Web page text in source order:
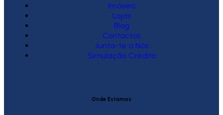
Imóveis
Lojas
Blog
Contactos
Junta-te a Nós
Simulação Crédito
Onde Estamos